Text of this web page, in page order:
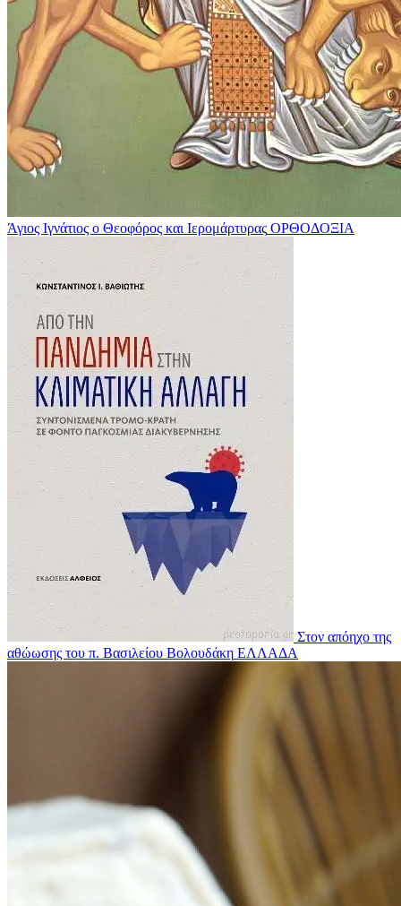
Άγιος Ιγνάτιος ο Θεοφόρος και Ιερομάρτυρας ΟΡΘΟΔΟΞΙΑ
Στον απόηχο της
αθώωσης του π. Βασιλείου Βολουδάκη ΕΛΛΑΔΑ